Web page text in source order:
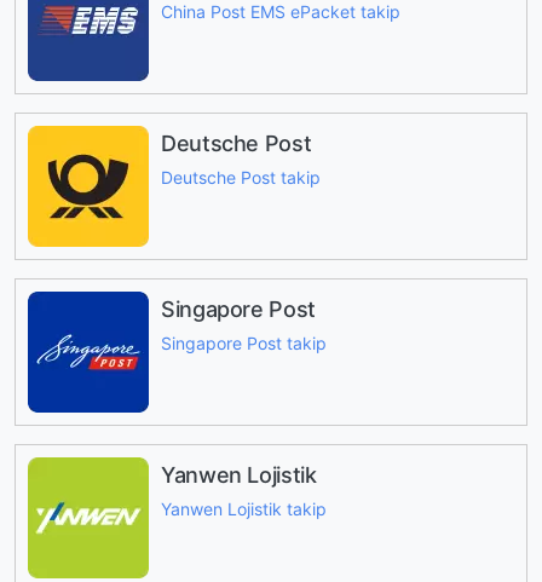
China Post EMS ePacket takip
Deutsche Post
Deutsche Post takip
Singapore Post
Singapore Post takip
Yanwen Lojistik
Yanwen Lojistik takip